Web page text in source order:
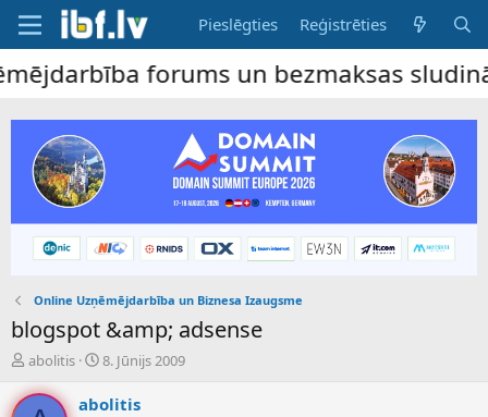
Pieslēgties Reģistrēties
forums un bezmaksas
Online Uzņēmējdarbība un Biznesa Izaugsme
blogspot &amp; adsense
P
v
abolitis
S
k
8. Jūnijs 2009
abolitis